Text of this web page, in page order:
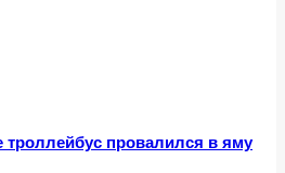
троллейбус провалился в яму